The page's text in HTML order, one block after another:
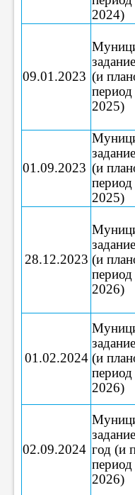
2024)
09.01.2023 (и
2025)
01.09.2023 (и
2025)
28.12.2023 (и
2026)
01.02.2024 (и
2026)
02.09.2024 год (и
2026)